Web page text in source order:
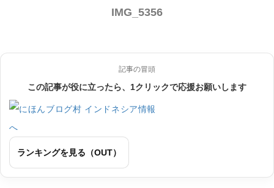
IMG_5356
記事の冒頭
この記事が役に立ったら、1クリックで応援お願いします
ランキングを見る（OUT）